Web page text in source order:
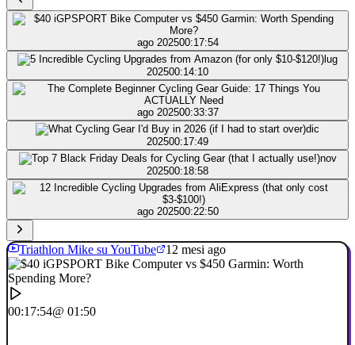
ago 202500:17:54
lug
202500:14:10
ago 202500:33:37
dic
202500:17:49
nov
202500:18:58
ago 202500:22:50
Triathlon Mike su YouTube 12 mesi ago
00:17:54@ 01:50